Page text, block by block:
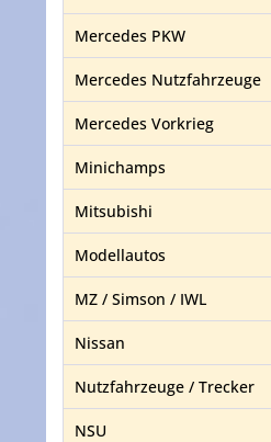
Mercedes PKW
Mercedes Nutzfahrzeuge
Mercedes Vorkrieg
Minichamps
Mitsubishi
Modellautos
MZ / Simson / IWL
Nissan
Nutzfahrzeuge / Trecker
NSU